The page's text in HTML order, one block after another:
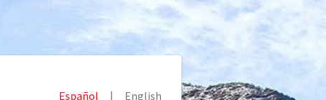
Español | English